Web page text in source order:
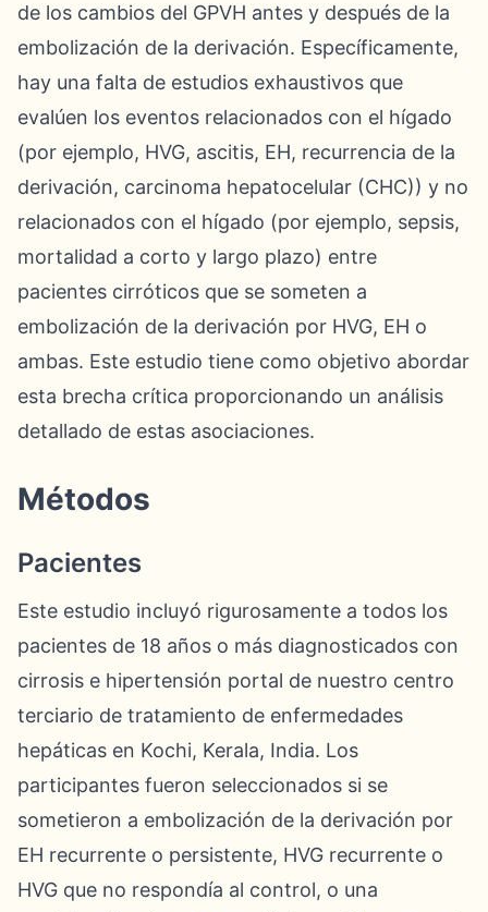
de los cambios del GPVH antes y después de la
embolización de la derivación. Específicamente,
hay una falta de estudios exhaustivos que
evalúen los eventos relacionados con el hígado
(por ejemplo, HVG, ascitis, EH, recurrencia de la
derivación, carcinoma hepatocelular (CHC)) y no
relacionados con el hígado (por ejemplo, sepsis,
mortalidad a corto y largo plazo) entre
pacientes cirróticos que se someten a
embolización de la derivación por HVG, EH o
ambas. Este estudio tiene como objetivo abordar
esta brecha crítica proporcionando un análisis
detallado de estas asociaciones.
Métodos
Pacientes
Este estudio incluyó rigurosamente a todos los
pacientes de 18 años o más diagnosticados con
cirrosis e hipertensión portal de nuestro centro
terciario de tratamiento de enfermedades
hepáticas en Kochi, Kerala, India. Los
participantes fueron seleccionados si se
sometieron a embolización de la derivación por
EH recurrente o persistente, HVG recurrente o
HVG que no respondía al control, o una